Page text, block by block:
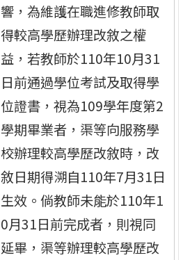
響，為維護在職進修教師取
得較高學歷辦理改敘之權
益，若教師於110年10月31
日前通過學位考試及取得學
位證書，視為109學年度第2
學期畢業者，渠等向服務學
校辦理較高學歷改敘時，改
敘日期得溯自110年7月31日
生效。倘教師未能於110年1
0月31日前完成者，則視同
延畢，渠等辦理較高學歷改